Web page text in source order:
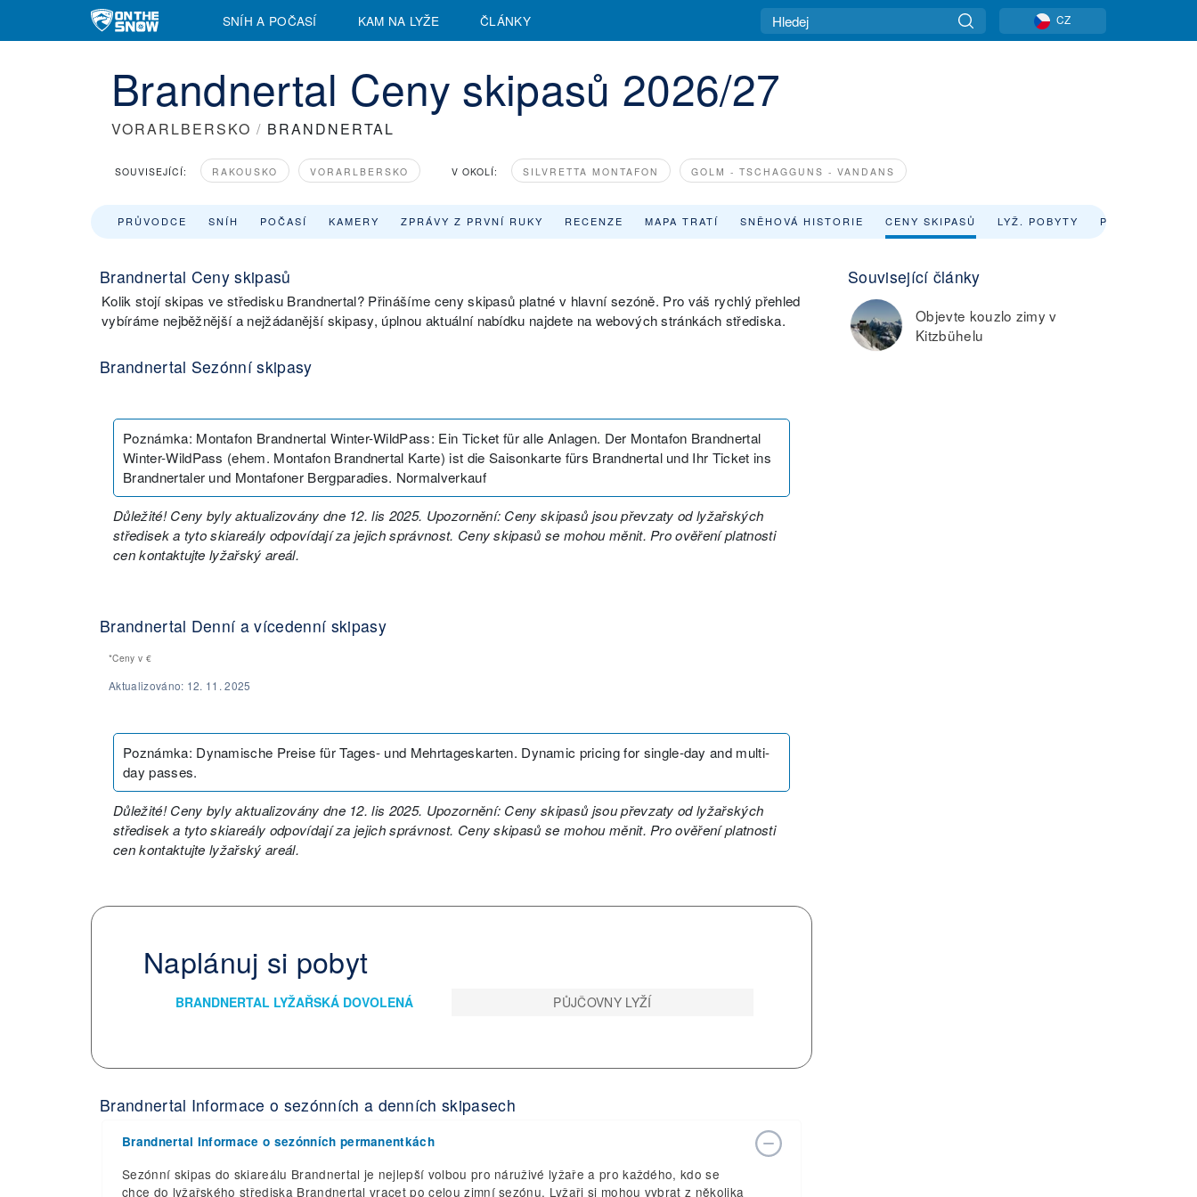
SNÍH A POČASÍ KAM NA LYŽE ČLÁNKY CZ
Brandnertal Ceny skipasů 2026/27
VORARLBERSKO / BRANDNERTAL
SOUVISEJÍCÍ: RAKOUSKO VORARLBERSKO V OKOLÍ: SILVRETTA MONTAFON GOLM - TSCHAGGUNS - VANDANS
PRŮVODCE SNÍH POČASÍ KAMERY ZPRÁVY Z PRVNÍ RUKY RECENZE MAPA TRATÍ SNĚHOVÁ HISTORIE CENY SKIPASŮ LYŽ. POBYTY PŮJČOVNY
Brandnertal Ceny skipasů
Kolik stojí skipas ve středisku Brandnertal? Přinášíme ceny skipasů platné v hlavní sezóně. Pro váš rychlý přehled
vybíráme nejběžnější a nejžádanější skipasy, úplnou aktuální nabídku najdete na webových stránkách střediska.
Brandnertal Sezónní skipasy
Poznámka: Montafon Brandnertal Winter-WildPass: Ein Ticket für alle Anlagen. Der Montafon Brandnertal
Winter-WildPass (ehem. Montafon Brandnertal Karte) ist die Saisonkarte fürs Brandnertal und Ihr Ticket ins
Brandnertaler und Montafoner Bergparadies. Normalverkauf
Důležité! Ceny byly aktualizovány dne 12. lis 2025. Upozornění: Ceny skipasů jsou převzaty od lyžařských
středisek a tyto skiareály odpovídají za jejich správnost. Ceny skipasů se mohou měnit. Pro ověření platnosti
cen kontaktujte lyžařský areál.
Brandnertal Denní a vícedenní skipasy
*Ceny v €
Aktualizováno: 12. 11. 2025
Poznámka: Dynamische Preise für Tages- und Mehrtageskarten. Dynamic pricing for single-day and multi-
day passes.
Důležité! Ceny byly aktualizovány dne 12. lis 2025. Upozornění: Ceny skipasů jsou převzaty od lyžařských
středisek a tyto skiareály odpovídají za jejich správnost. Ceny skipasů se mohou měnit. Pro ověření platnosti
cen kontaktujte lyžařský areál.
Naplánuj si pobyt
BRANDNERTAL LYŽAŘSKÁ DOVOLENÁ PŮJČOVNY LYŽÍ
Brandnertal Informace o sezónních a denních skipasech
Brandnertal Informace o sezónních permanentkách
Sezónní skipas do skiareálu Brandnertal je nejlepší volbou pro náruživé lyžaře a pro každého, kdo se
chce do lyžařského střediska Brandnertal vracet po celou zimní sezónu. Lyžaři si mohou vybrat z několika
Související články
Objevte kouzlo zimy v
Kitzbühelu